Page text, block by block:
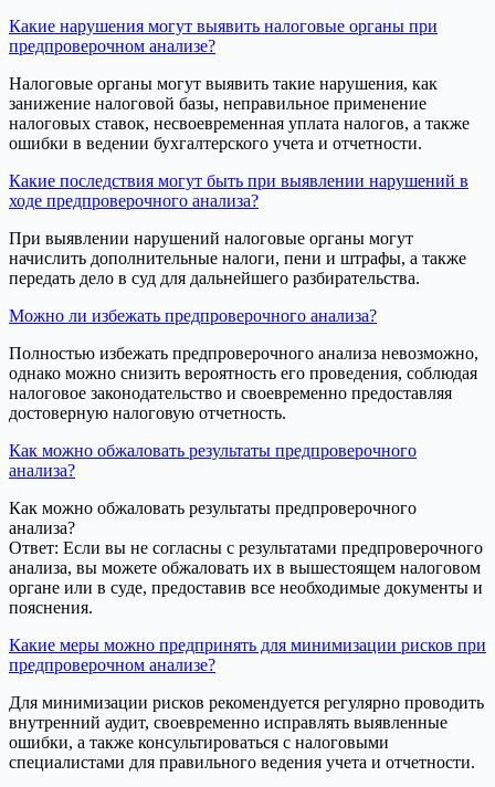
Какие нарушения могут выявить налоговые органы при
предпроверочном анализе?
Налоговые органы могут выявить такие нарушения, как
занижение налоговой базы, неправильное применение
налоговых ставок, несвоевременная уплата налогов, а также
ошибки в ведении бухгалтерского учета и отчетности.
Какие последствия могут быть при выявлении нарушений в
ходе предпроверочного анализа?
При выявлении нарушений налоговые органы могут
начислить дополнительные налоги, пени и штрафы, а также
передать дело в суд для дальнейшего разбирательства.
Можно ли избежать предпроверочного анализа?
Полностью избежать предпроверочного анализа невозможно,
однако можно снизить вероятность его проведения, соблюдая
налоговое законодательство и своевременно предоставляя
достоверную налоговую отчетность.
Как можно обжаловать результаты предпроверочного
анализа?
Как можно обжаловать результаты предпроверочного
анализа?
Ответ: Если вы не согласны с результатами предпроверочного
анализа, вы можете обжаловать их в вышестоящем налоговом
органе или в суде, предоставив все необходимые документы и
пояснения.
Какие меры можно предпринять для минимизации рисков при
предпроверочном анализе?
Для минимизации рисков рекомендуется регулярно проводить
внутренний аудит, своевременно исправлять выявленные
ошибки, а также консультироваться с налоговыми
специалистами для правильного ведения учета и отчетности.